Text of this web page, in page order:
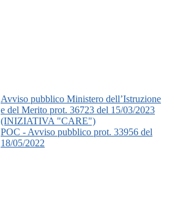
Avviso pubblico Ministero dell’Istruzione
e del Merito prot. 36723 del 15/03/2023
(INIZIATIVA "CARE")
POC - Avviso pubblico prot. 33956 del
18/05/2022